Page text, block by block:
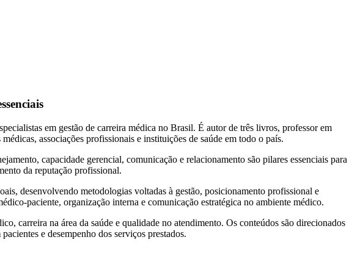
em gestão de carreira médica no Brasil. É autor de três livros, professor em
associações profissionais e instituições de saúde em todo o país.
capacidade gerencial, comunicação e relacionamento são pilares essenciais para
da reputação profissional.
desenvolvendo metodologias voltadas à gestão, posicionamento profissional e
paciente, organização interna e comunicação estratégica no ambiente médico.
carreira na área da saúde e qualidade no atendimento. Os conteúdos são direcionados
e desempenho dos serviços prestados.